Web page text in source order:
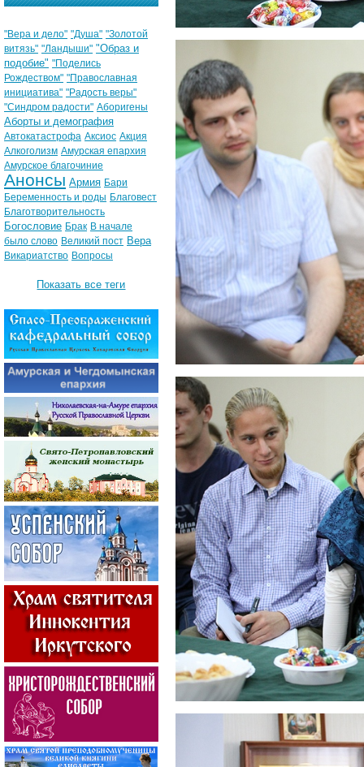
"Вера и дело" "Душа" "Золотой
витязь" "Ландыши" "Образ и
подобие" "Поделись
Рождеством" "Православная
инициатива" "Радость веры"
"Синдром радости" Аборигены
Аборты и демография
Автокатастрофа Аксиос Акция
Алкоголизм Амурская епархия
Амурское благочиние
Анонсы Армия Бари
Беременность и роды Благовест
Благотворительность
Богословие Брак В начале
было слово Великий пост Вера
Викариатство Вопросы
Показать все теги